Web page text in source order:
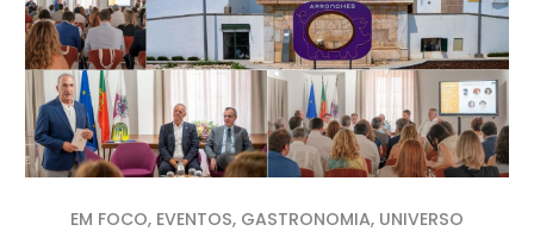
EM FOCO, EVENTOS, GASTRONOMIA, UNIVERSO